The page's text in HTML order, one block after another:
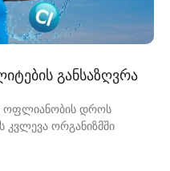
განსაზღვრა
ოფლიანობის დროს
ორგანიზმში